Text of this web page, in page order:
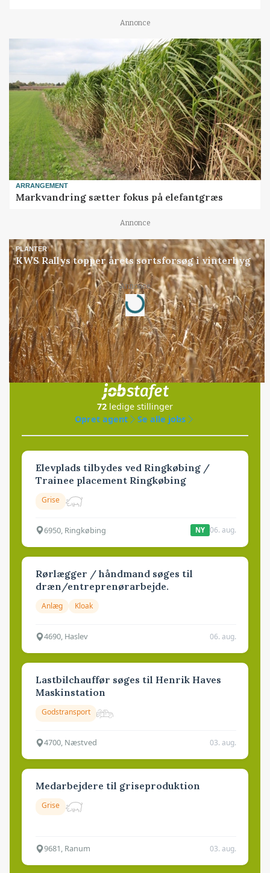
Annonce
ARRANGEMENT
Markvandring sætter fokus på elefantgræs
Annonce
PLANTER
KWS Rallys topper årets sortsforsøg i vinterbyg
Annonce
Loading...
Jobs
i samarbejde med
72 ledige stillinger
Opret agent
Se alle jobs
Elevplads tilbydes ved Ringkøbing /
Trainee placement Ringkøbing
Grise
6950, Ringkøbing NY 06. aug.
Rørlægger / håndmand søges til
dræn/entreprenørarbejde.
Anlæg Kloak
4690, Haslev 06. aug.
Lastbilchauffør søges til Henrik Haves
Maskinstation
Godstransport
4700, Næstved 03. aug.
Medarbejdere til griseproduktion
Grise
9681, Ranum 03. aug.